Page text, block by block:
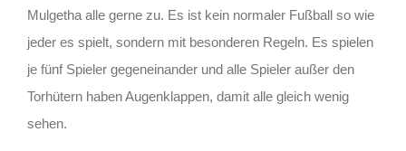
Mulgetha alle gerne zu. Es ist kein normaler Fußball so wie
jeder es spielt, sondern mit besonderen Regeln. Es spielen
je fünf Spieler gegeneinander und alle Spieler außer den
Torhütern haben Augenklappen, damit alle gleich wenig
sehen.